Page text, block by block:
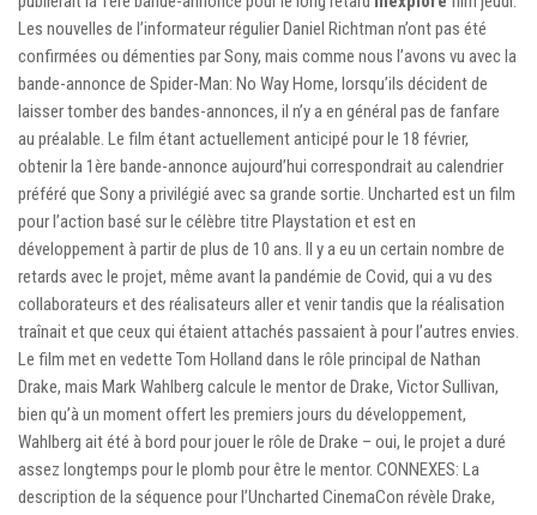
Les nouvelles de l’informateur régulier Daniel Richtman n’ont pas été
confirmées ou démenties par Sony, mais comme nous l’avons vu avec la
bande-annonce de Spider-Man: No Way Home, lorsqu’ils décident de
laisser tomber des bandes-annonces, il n’y a en général pas de fanfare
au préalable. Le film étant actuellement anticipé pour le 18 février,
obtenir la 1ère bande-annonce aujourd’hui correspondrait au calendrier
préféré que Sony a privilégié avec sa grande sortie. Uncharted est un film
pour l’action basé sur le célèbre titre Playstation et est en
développement à partir de plus de 10 ans. Il y a eu un certain nombre de
retards avec le projet, même avant la pandémie de Covid, qui a vu des
collaborateurs et des réalisateurs aller et venir tandis que la réalisation
traînait et que ceux qui étaient attachés passaient à pour l’autres envies.
Le film met en vedette Tom Holland dans le rôle principal de Nathan
Drake, mais Mark Wahlberg calcule le mentor de Drake, Victor Sullivan,
bien qu’à un moment offert les premiers jours du développement,
Wahlberg ait été à bord pour jouer le rôle de Drake – oui, le projet a duré
assez longtemps pour le plomb pour être le mentor. CONNEXES: La
description de la séquence pour l’Uncharted CinemaCon révèle Drake,